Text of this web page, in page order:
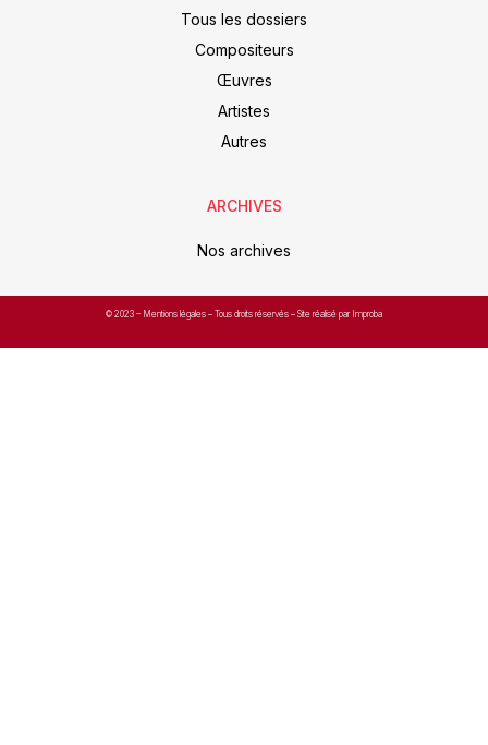
Tous les dossiers
Compositeurs
Œuvres
Artistes
Autres
ARCHIVES
Nos archives
© 2023 – Mentions légales – Tous droits réservés – Site réalisé par Improba